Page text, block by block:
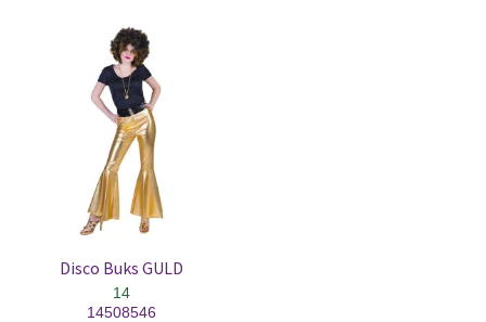
Disco Buks GULD
14
14508546